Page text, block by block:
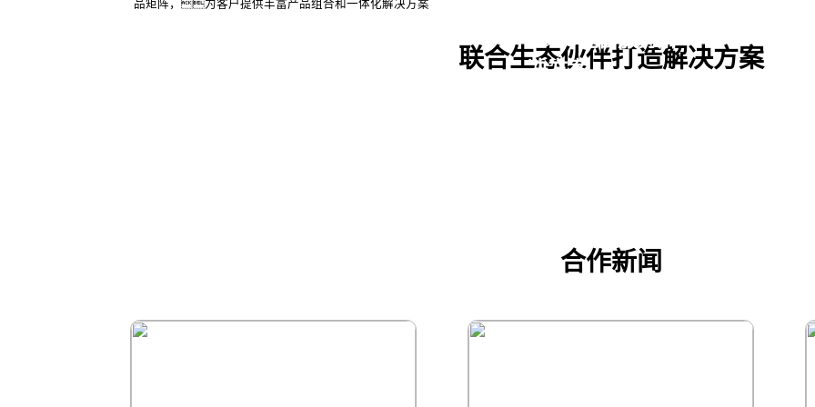
品矩阵，为客户提供丰富产品组合和一体化解决方案
联合生态伙伴打造解决方案
RaaS运营服务解
决方案
合作新闻